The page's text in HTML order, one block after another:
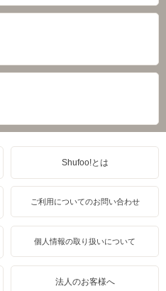
Shufoo!とは
ご利用についてのお問い合わせ
個人情報の取り扱いについて
法人のお客様へ